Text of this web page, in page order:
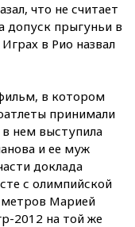
что не считает
допуск прыгуньи в
в Рио назвал
в котором
принимали
в нем выступила
и ее муж
доклада
с олимпийской
метров Марией
2012 на той же